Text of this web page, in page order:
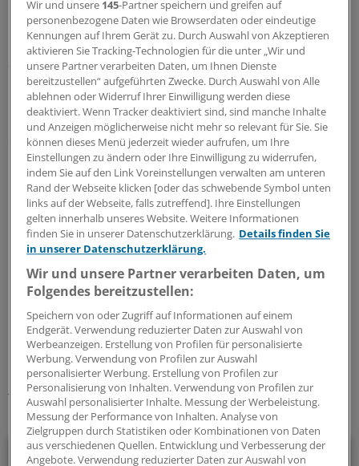
Genium-Kniegelenk kostet allerdings 46 000 Euro, eine
Umrüstung vom C-Leg hier rund 26 000 Euro. Die
Krankenkasse lehnte dies allerdings ab. Das C-Leg sei
ausreichend.
Doch die Kasse muss die Kosten für das Genium-
Kniegelenk erstatten, urteilte das LSG. Die Prothese
ersetze ein Körperteil und diene damit dem
unmittelbaren Behinderungsausgleich. In solch einem
Fall seien Hilfsmittel zu gewähren, wenn sie im jeweiligen
Einzelfall "wesentliche Vorteile" im Alltagsleben bietet.
Mit dem Genium-Kniegelenk erreiche der Kläger den
höchsten Mobilitätsgrad vier, bei einem C-Leg liege der
Mobilitätsgrad bei ihm bei zwei bis drei.(fl/mwo)
Schlagworte:
Berufspolitik Recht Hessen
Ihr Newsletter zum Thema
Politik & Debatte
Wir und unsere 145-Partner speichern und greifen auf
personenbezogene Daten wie Browserdaten oder eindeutige
Kennungen auf Ihrem Gerät zu. Durch Auswahl von Akzeptieren
aktivieren Sie Tracking-Technologien für die unter „Wir und
unsere Partner verarbeiten Daten, um Ihnen Dienste
bereitzustellen“ aufgeführten Zwecke. Durch Auswahl von Alle
ablehnen oder Widerruf Ihrer Einwilligung werden diese
deaktiviert. Wenn Tracker deaktiviert sind, sind manche Inhalte
und Anzeigen möglicherweise nicht mehr so relevant für Sie. Sie
können dieses Menü jederzeit wieder aufrufen, um Ihre
Einstellungen zu ändern oder Ihre Einwilligung zu widerrufen,
indem Sie auf den Link Voreinstellungen verwalten am unteren
Rand der Webseite klicken [oder das schwebende Symbol unten
links auf der Webseite, falls zutreffend]. Ihre Einstellungen
gelten innerhalb unseres Website. Weitere Informationen
finden Sie in unserer Datenschutzerklärung. Details finden Sie
in unserer Datenschutzerklärung.
Wir und unsere Partner verarbeiten Daten, um
Folgendes bereitzustellen:
Speichern von oder Zugriff auf Informationen auf einem
Endgerät. Verwendung reduzierter Daten zur Auswahl von
Werbeanzeigen. Erstellung von Profilen für personalisierte
Werbung. Verwendung von Profilen zur Auswahl
personalisierter Werbung. Erstellung von Profilen zur
Personalisierung von Inhalten. Verwendung von Profilen zur
Auswahl personalisierter Inhalte. Messung der Werbeleistung.
Messung der Performance von Inhalten. Analyse von
Zielgruppen durch Statistiken oder Kombinationen von Daten
aus verschiedenen Quellen. Entwicklung und Verbesserung der
Angebote. Verwendung reduzierter Daten zur Auswahl von